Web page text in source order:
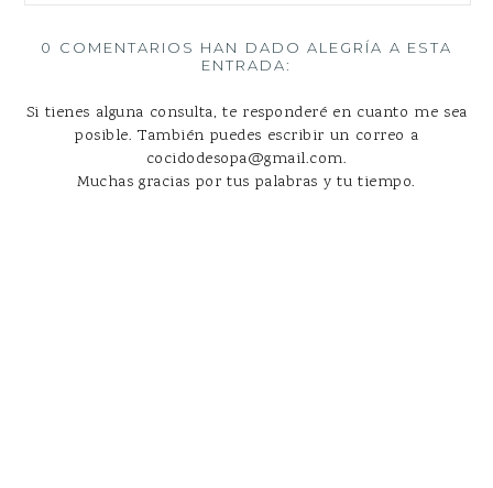
0 COMENTARIOS HAN DADO ALEGRÍA A ESTA
ENTRADA:
Si tienes alguna consulta, te responderé en cuanto me sea
posible. También puedes escribir un correo a
cocidodesopa@gmail.com.
Muchas gracias por tus palabras y tu tiempo.